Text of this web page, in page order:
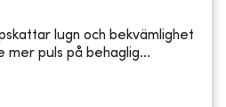
lugn och bekvämlighet
mer puls på behaglig...